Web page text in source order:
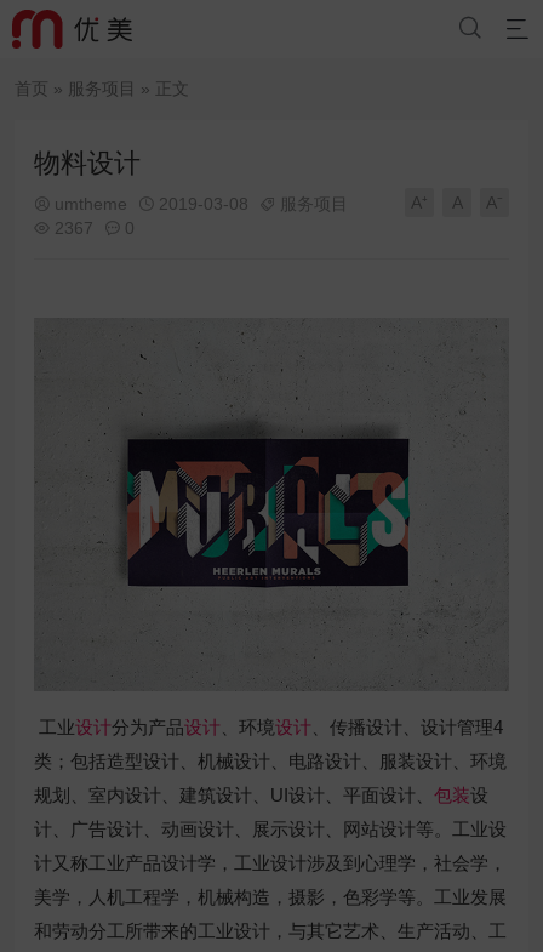


首页 » 服务项目 » 正文
物料设计
 umtheme  2019-03-08  服务项目
 2367  0
A⁺ A A⁻
工业设计分为产品设计 、环境设计 、传播设计、设计管理4
类；包括造型设计、机械设计、电路设计、服装设计、环境
规划、室内设计、建筑设计、UI设计、平面设计、 包装设
计、广告设计、动画设计、展示设计、网站设计等。工业设
计又称工业产品设计学，工业设计涉及到心理学，社会学，
美学，人机工程学，机械构造，摄影，色彩学等。工业发展
和劳动分工所带来的工业设计，与其它艺术、生产活动、工